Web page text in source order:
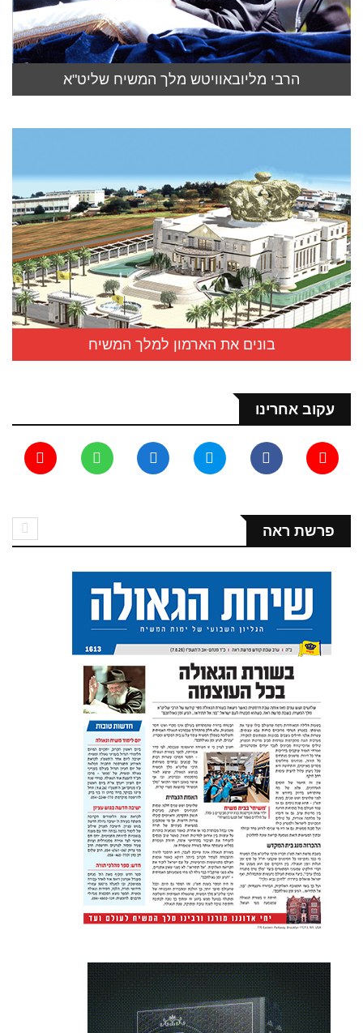
הרבי מליובאוויטש מלך המשיח שליט"א
בונים את הארמון למלך המשיח
עקוב אחרינו
פרשת ראה